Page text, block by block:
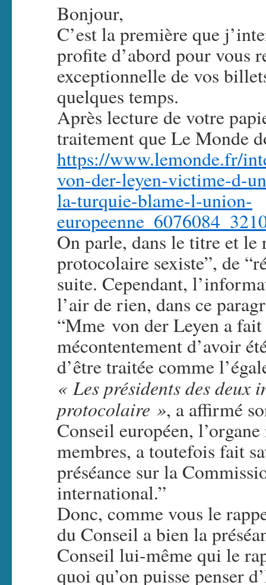
Bonjour,
C’est la première que
profite d’abord pour vous
exceptionnelle de vos
quelques temps.
Après lecture de votre
traitement que Le Monde
https://www.lemonde.fr/
von-der-leyen-victime-d-
la-turquie-blame-l-union-
On parle, dans le titre et le
protocolaire sexiste”, de
suite. Cependant,
l’air de rien, dans ce
“Mme von der Leyen a
mécontentement d’avoir
d’être traitée comme
« Les présidents des deux
protocolaire », a affirmé
Conseil européen,
membres, a toutefois fait
préséance sur la
international.”
Donc, comme vous le
du Conseil a bien la
Conseil lui-même qui le
quoi qu’on puisse penser